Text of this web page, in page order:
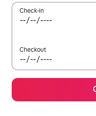
Check-in
Checkout